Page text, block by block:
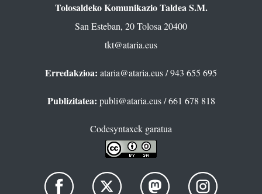
Tolosaldeko Komunikazio Taldea S.M.
San Esteban, 20 Tolosa 20400
tkt@ataria.eus
Erredakzioa: ataria@ataria.eus/ 943 655 695
Publizitatea: publi@ataria.eus/ 661 678 818
Codesyntaxek garatua